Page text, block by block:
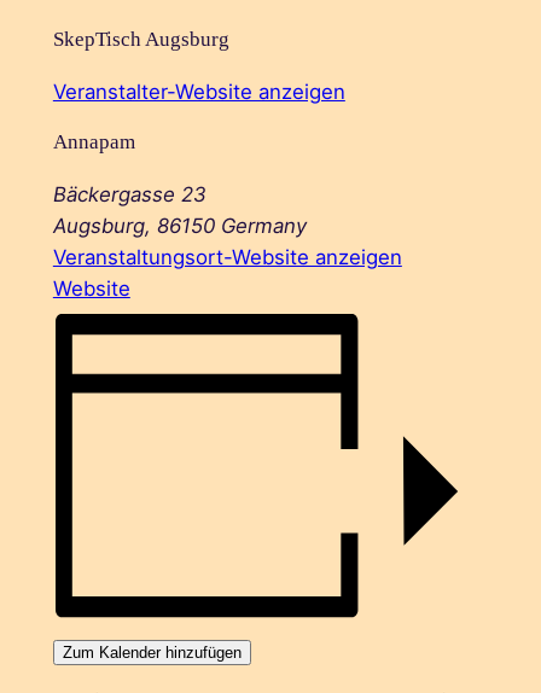
SkepTisch Augsburg
Veranstalter-Website anzeigen
Annapam
Bäckergasse 23
Augsburg, 86150 Germany
Veranstaltungsort-Website anzeigen
Website
Zum Kalender hinzufügen